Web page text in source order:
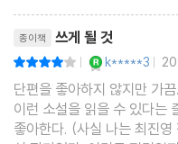
종이책 쓰게 될 것
| k*****3 |
단편을 좋아하지 않지만 가
이런 소설을 읽을 수 있다는
좋아한다. (사실 나는 최진